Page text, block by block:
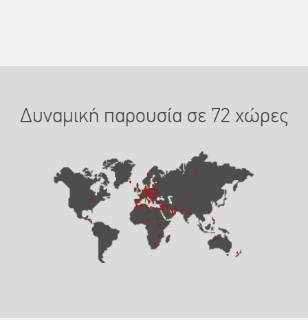
Δυναμική παρουσία σε 72 χώρες